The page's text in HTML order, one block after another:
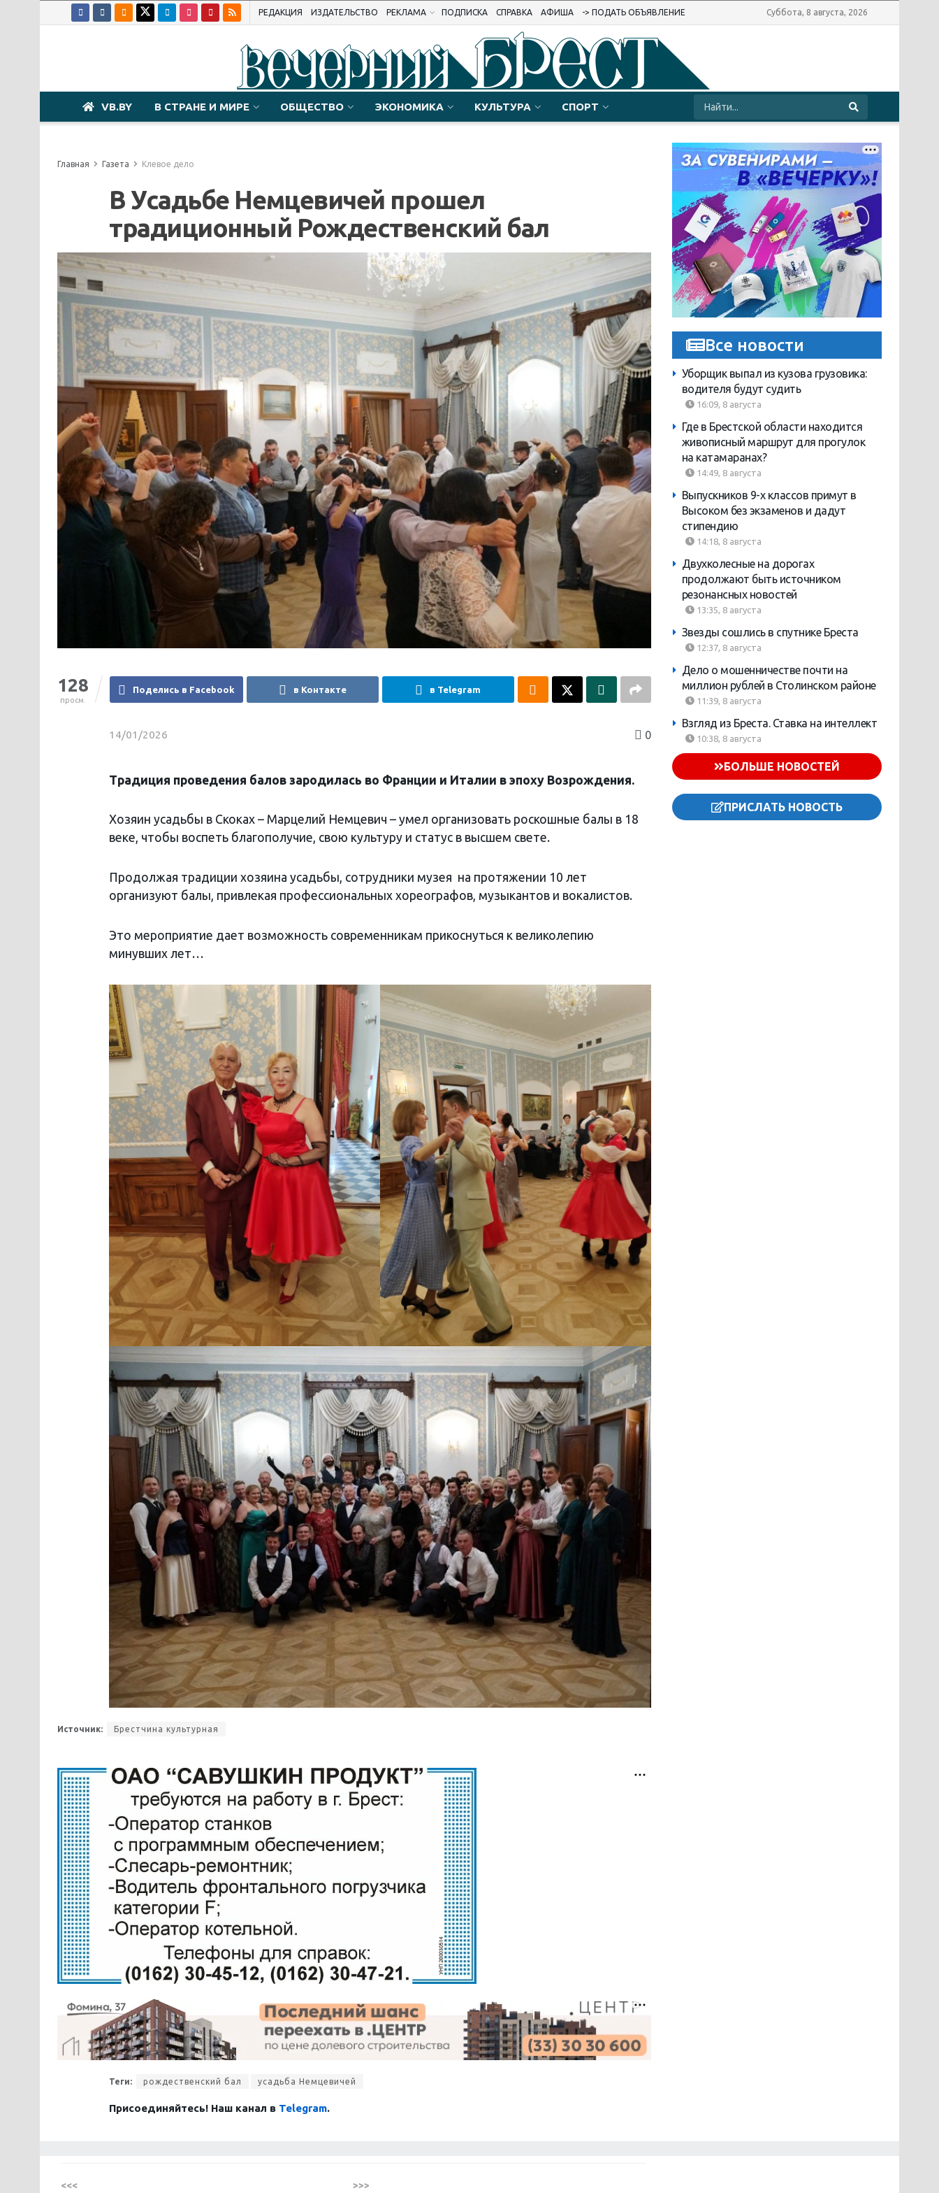
РЕДАКЦИЯ ИЗДАТЕЛЬСТВО РЕКЛАМА ПОДПИСКА СПРАВКА АФИША -> ПОДАТЬ ОБЪЯВЛЕНИЕ Суббота, 8 августа, 2026
VB.BY В СТРАНЕ И МИРЕ ОБЩЕСТВО ЭКОНОМИКА КУЛЬТУРА СПОРТ
Главная Газета Клевое дело
В Усадьбе Немцевичей прошел
традиционный Рождественский бал
128
просм.
Поделись в Facebook в Контакте в Telegram
14/01/2026 0
Традиция проведения балов зародилась во Франции и Италии в эпоху Возрождения.
Хозяин усадьбы в Скоках – Марцелий Немцевич – умел организовать роскошные балы в 18
веке, чтобы воспеть благополучие, свою культуру и статус в высшем свете.
Продолжая традиции хозяина усадьбы, сотрудники музея на протяжении 10 лет
организуют балы, привлекая профессиональных хореографов, музыкантов и вокалистов.
Это мероприятие дает возможность современникам прикоснуться к великолепию
минувших лет…
Источник: Брестчина культурная
Теги: рождественский бал усадьба Немцевичей
Присоединяйтесь! Наш канал в Telegram.
Все новости
Уборщик выпал из кузова грузовика:
водителя будут судить
16:09, 8 августа
Где в Брестской области находится
живописный маршрут для прогулок
на катамаранах?
14:49, 8 августа
Выпускников 9-х классов примут в
Высоком без экзаменов и дадут
стипендию
14:18, 8 августа
Двухколесные на дорогах
продолжают быть источником
резонансных новостей
13:35, 8 августа
Звезды сошлись в спутнике Бреста
12:37, 8 августа
Дело о мошенничестве почти на
миллион рублей в Столинском районе
11:39, 8 августа
Взгляд из Бреста. Ставка на интеллект
10:38, 8 августа
БОЛЬШЕ НОВОСТЕЙ
ПРИСЛАТЬ НОВОСТЬ
<<< >>>